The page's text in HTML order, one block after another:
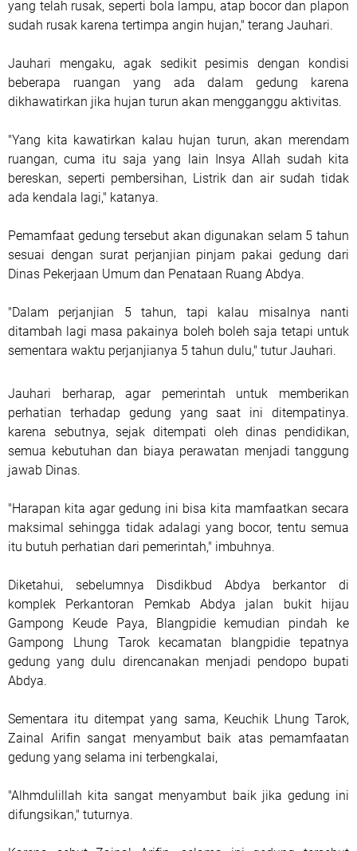
yang telah rusak, seperti bola lampu, atap bocor dan plapon
sudah rusak karena tertimpa angin hujan," terang Jauhari.
Jauhari mengaku, agak sedikit pesimis dengan kondisi
beberapa ruangan yang ada dalam gedung karena
dikhawatirkan jika hujan turun akan mengganggu aktivitas.
"Yang kita kawatirkan kalau hujan turun, akan merendam
ruangan, cuma itu saja yang lain Insya Allah sudah kita
bereskan, seperti pembersihan, Listrik dan air sudah tidak
ada kendala lagi," katanya.
Pemamfaat gedung tersebut akan digunakan selam 5 tahun
sesuai dengan surat perjanjian pinjam pakai gedung dari
Dinas Pekerjaan Umum dan Penataan Ruang Abdya.
"Dalam perjanjian 5 tahun, tapi kalau misalnya nanti
ditambah lagi masa pakainya boleh boleh saja tetapi untuk
sementara waktu perjanjianya 5 tahun dulu," tutur Jauhari.
Jauhari berharap, agar pemerintah untuk memberikan
perhatian terhadap gedung yang saat ini ditempatinya.
karena sebutnya, sejak ditempati oleh dinas pendidikan,
semua kebutuhan dan biaya perawatan menjadi tanggung
jawab Dinas.
"Harapan kita agar gedung ini bisa kita mamfaatkan secara
maksimal sehingga tidak adalagi yang bocor, tentu semua
itu butuh perhatian dari pemerintah," imbuhnya.
Diketahui, sebelumnya Disdikbud Abdya berkantor di
komplek Perkantoran Pemkab Abdya jalan bukit hijau
Gampong Keude Paya, Blangpidie kemudian pindah ke
Gampong Lhung Tarok kecamatan blangpidie tepatnya
gedung yang dulu direncanakan menjadi pendopo bupati
Abdya.
Sementara itu ditempat yang sama, Keuchik Lhung Tarok,
Zainal Arifin sangat menyambut baik atas pemamfaatan
gedung yang selama ini terbengkalai,
"Alhmdulillah kita sangat menyambut baik jika gedung ini
difungsikan," tuturnya.